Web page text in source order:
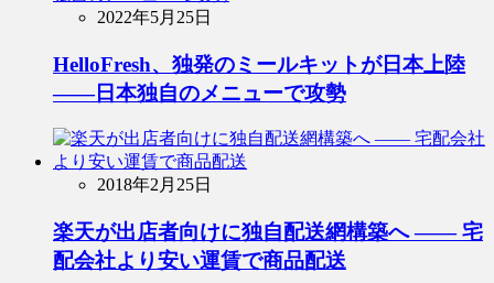
2022年5月25日
HelloFresh、独発のミールキットが日本上陸
――日本独自のメニューで攻勢
2018年2月25日
楽天が出店者向けに独自配送網構築へ ―― 宅
配会社より安い運賃で商品配送